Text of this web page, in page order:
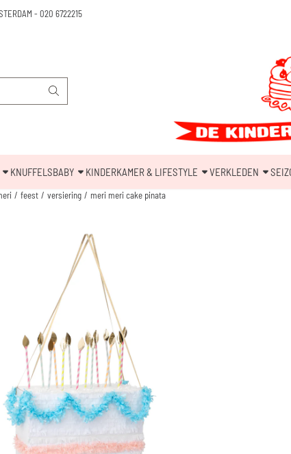
- 020 6722215
KNUFFELSBABY KINDERKAMER & LIFESTYLE VERKLEDEN
/ feest / versiering / meri meri cake pinata